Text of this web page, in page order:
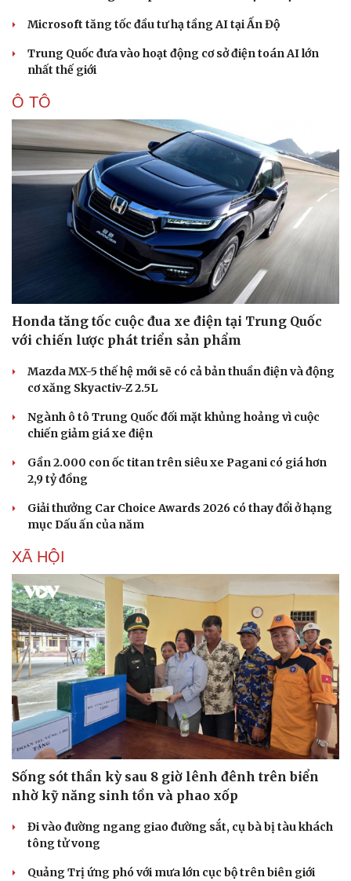
Doanh nghiệp
Thông tin doanh nghiệp
Công nghệ
Sành điệu
Tin Công nghệ
Trải nghiệm
Chuyển đổi số
Microsoft tăng tốc đầu tư hạ tầng AI tại Ấn Độ
Trung Quốc đưa vào hoạt động cơ sở điện toán AI lớn
nhất thế giới
Ô TÔ
Honda tăng tốc cuộc đua xe điện tại Trung Quốc
với chiến lược phát triển sản phẩm
Mazda MX-5 thế hệ mới sẽ có cả bản thuần điện và động
cơ xăng Skyactiv-Z 2.5L
Ngành ô tô Trung Quốc đối mặt khủng hoảng vì cuộc
chiến giảm giá xe điện
Gần 2.000 con ốc titan trên siêu xe Pagani có giá hơn
2,9 tỷ đồng
Giải thưởng Car Choice Awards 2026 có thay đổi ở hạng
mục Dấu ấn của năm
XÃ HỘI
Sống sót thần kỳ sau 8 giờ lênh đênh trên biển
nhờ kỹ năng sinh tồn và phao xốp
Đi vào đường ngang giao đường sắt, cụ bà bị tàu khách
tông tử vong
Quảng Trị ứng phó với mưa lớn cục bộ trên biên giới